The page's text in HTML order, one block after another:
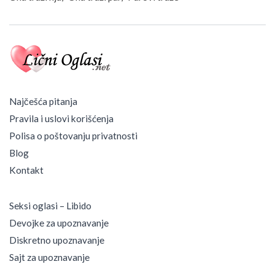
O
l
u
Najčešća pitanja
Pravila i uslovi korišćenja
Polisa o poštovanju privatnosti
Blog
Kontakt
Seksi oglasi – Libido
Devojke za upoznavanje
Diskretno upoznavanje
Sajt za upoznavanje